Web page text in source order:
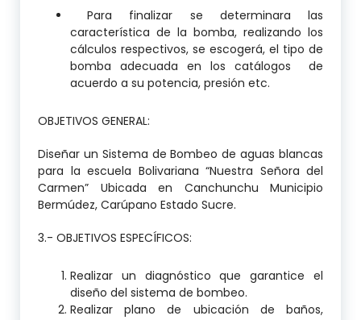
Para finalizar se determinara las
característica de la bomba, realizando los
cálculos respectivos, se escogerá, el tipo de
bomba adecuada en los catálogos de
acuerdo a su potencia, presión etc.
OBJETIVOS GENERAL:
Diseñar un Sistema de Bombeo de aguas blancas
para la escuela Bolivariana “Nuestra Señora del
Carmen” Ubicada en Canchunchu Municipio
Bermúdez, Carúpano Estado Sucre.
3.- OBJETIVOS ESPECÍFICOS:
Realizar un diagnóstico que garantice el
diseño del sistema de bombeo.
Realizar plano de ubicación de baños,